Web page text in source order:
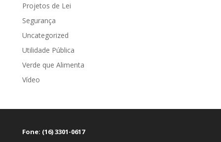
Projetos de Lei
Segurança
Uncategorized
Utilidade Pública
Verde que Alimenta
Vídeo
Fone: (16) 3301-0617